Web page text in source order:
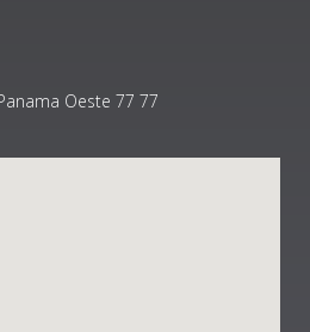
Oeste 77 77